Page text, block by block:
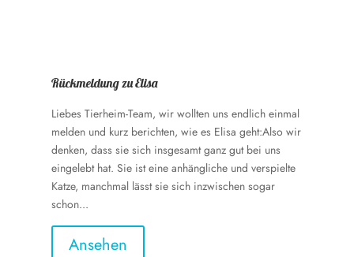
Rückmeldung zu Elisa
Liebes Tierheim-Team, wir wollten uns endlich einmal
melden und kurz berichten, wie es Elisa geht:Also wir
denken, dass sie sich insgesamt ganz gut bei uns
eingelebt hat. Sie ist eine anhängliche und verspielte
Katze, manchmal lässt sie sich inzwischen sogar
schon...
Ansehen